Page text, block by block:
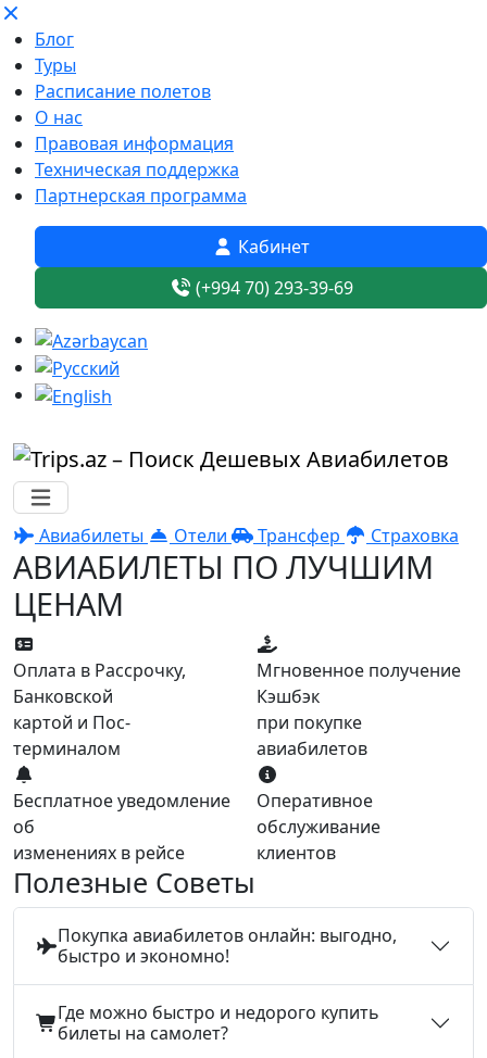
Блог
Туры
Расписание полетов
О нас
Правовая информация
Техническая поддержка
Партнерская программа
Кабинет
(+994 70) 293-39-69
Авиабилеты Отели Трансфер Страховка
АВИАБИЛЕТЫ ПО ЛУЧШИМ
ЦЕНАМ
Оплата в Рассрочку,
Банковской
картой и Пос-
терминалом
Мгновенное получение
Кэшбэк
при покупке
авиабилетов
Бесплатное уведомление
об
изменениях в рейсе
Оперативное
обслуживание
клиентов
Полезные Советы
Покупка авиабилетов онлайн: выгодно,
быстро и экономно!
Где можно быстро и недорого купить
билеты на самолет?